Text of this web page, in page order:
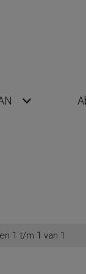
1 t/m 1 van 1